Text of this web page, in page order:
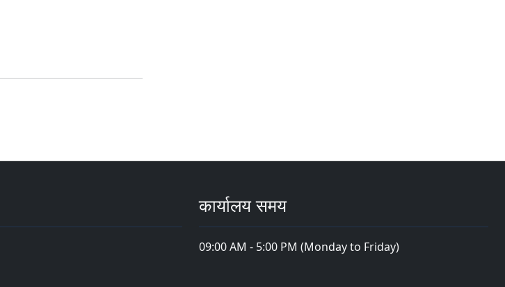
कार्यालय समय
09:00 AM - 5:00 PM (Monday to Friday)